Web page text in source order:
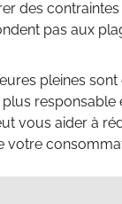
des
pas aux
pleines
plus
vous aider à